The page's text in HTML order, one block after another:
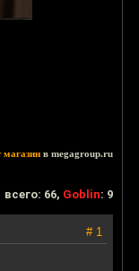
магазин в megagroup.ru
всего: 66, Goblin: 9
# 1